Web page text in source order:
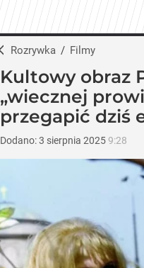
Rozrywka / Filmy
Kultowy obraz
„wiecznej
przegapić dziś
Dodano:3 sierpnia 2025 9:28